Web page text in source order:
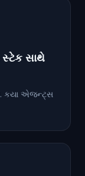
સાથે
કયા એજન્ટ્સ